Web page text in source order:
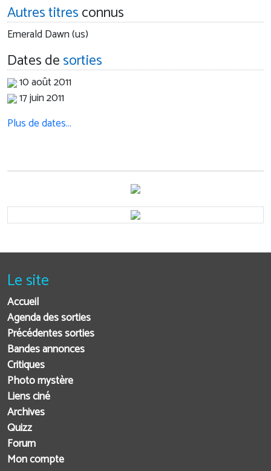
Autres titresconnus
Emerald Dawn (us)
Dates desorties
10 août 2011
17 juin 2011
Plus de dates…
Le site
Accueil
Agenda des sorties
Précédentes sorties
Bandes annonces
Critiques
Photo mystère
Liens ciné
Archives
Quizz
Forum
Mon compte